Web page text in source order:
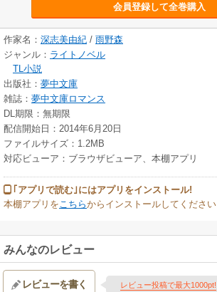
会員登録して全巻購入
作家名： 深志美由紀 / 雨野森
ジャンル： ライトノベル
TL小説
出版社： 夢中文庫
雑誌： 夢中文庫ロマンス
DL期限：無期限
配信開始日：2014年6月20日
ファイルサイズ：1.2MB
対応ビューア：ブラウザビューア、本棚アプリ
｢アプリで読む｣にはアプリをインストール!
本棚アプリをこちらからインストールしてください
みんなのレビュー
レビューを書く レビュー投稿で最大1000pt!